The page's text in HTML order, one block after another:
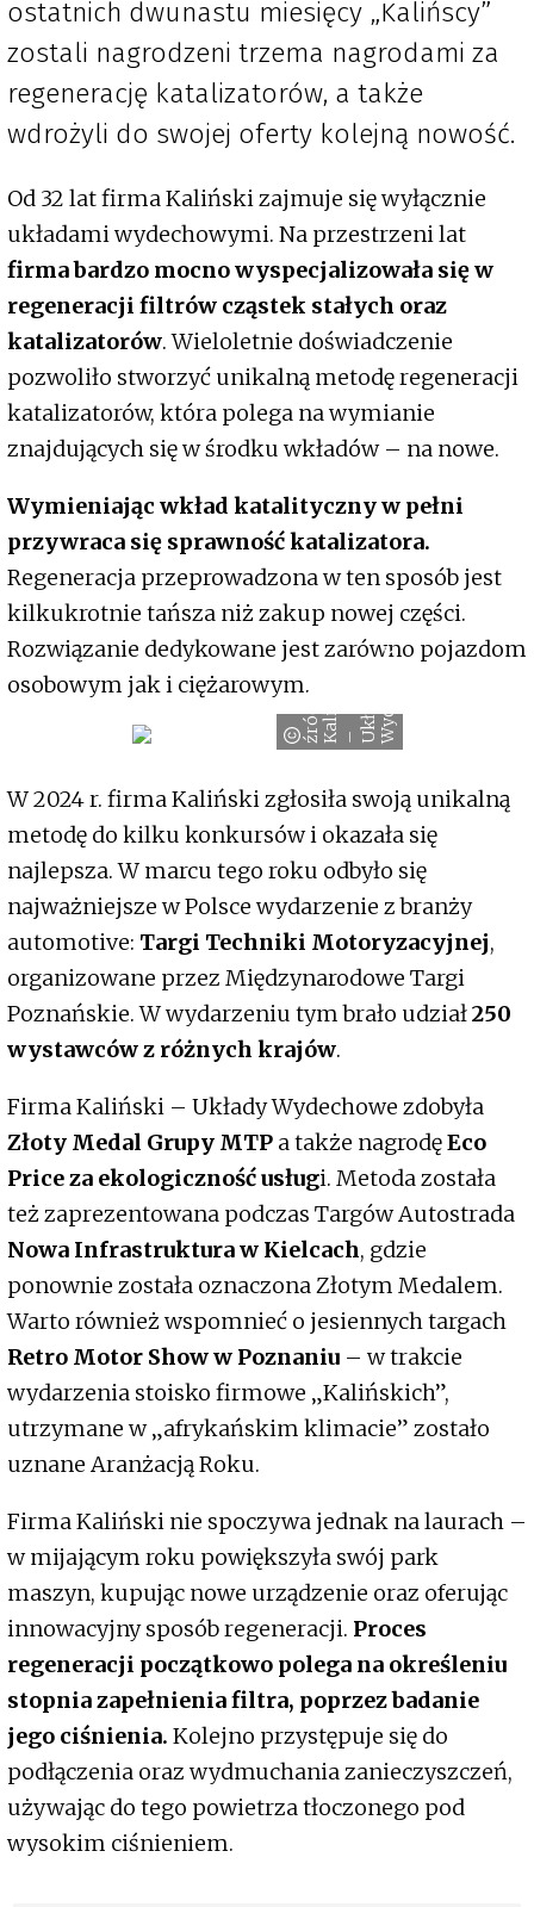
ostatnich dwunastu miesięcy „Kalińscy”
zostali nagrodzeni trzema nagrodami za
regenerację katalizatorów, a także
wdrożyli do swojej oferty kolejną nowość.
Od 32 lat firma Kaliński zajmuje się wyłącznie
układami wydechowymi. Na przestrzeni lat
firma bardzo mocno wyspecjalizowała się w
regeneracji filtrów cząstek stałych oraz
katalizatorów. Wieloletnie doświadczenie
pozwoliło stworzyć unikalną metodę regeneracji
katalizatorów, która polega na wymianie
znajdujących się w środku wkładów – na nowe.
Wymieniając wkład katalityczny w pełni
przywraca się sprawność katalizatora.
Regeneracja przeprowadzona w ten sposób jest
kilkukrotnie tańsza niż zakup nowej części.
Rozwiązanie dedykowane jest zarówno pojazdom
osobowym jak i ciężarowym.
ź
r
ó
d
ł
o
:
a
l
i
ń
s
ki
k
ł
a
d
y
W
y
d
e
c
h
o
w e
W 2024 r. firma Kaliński zgłosiła swoją unikalną
metodę do kilku konkursów i okazała się
najlepsza. W marcu tego roku odbyło się
najważniejsze w Polsce wydarzenie z branży
automotive: Targi Techniki Motoryzacyjnej,
organizowane przez Międzynarodowe Targi
Poznańskie. W wydarzeniu tym brało udział250
wystawców z różnych krajów.
Firma Kaliński – Układy Wydechowe zdobyła
Złoty Medal Grupy MTP a także nagrodęEco
Priceza ekologiczność usługi. Metoda została
też zaprezentowana podczas Targów Autostrada
Nowa Infrastruktura w Kielcach, gdzie
ponownie została oznaczona Złotym Medalem.
Warto również wspomnieć o jesiennych targach
Retro Motor Show w Poznaniu – w trakcie
wydarzenia stoisko firmowe „Kalińskich”,
utrzymane w „afrykańskim klimacie” zostało
uznane Aranżacją Roku.
Firma Kaliński nie spoczywa jednak na laurach –
w mijającym roku powiększyła swój park
maszyn, kupując nowe urządzenie oraz oferując
innowacyjny sposób regeneracji. Proces
regeneracji początkowo polega na określeniu
stopnia zapełnienia filtra, poprzez badanie
jego ciśnienia. Kolejno przystępuje się do
podłączenia oraz wydmuchania zanieczyszczeń,
używając do tego powietrza tłoczonego pod
wysokim ciśnieniem.